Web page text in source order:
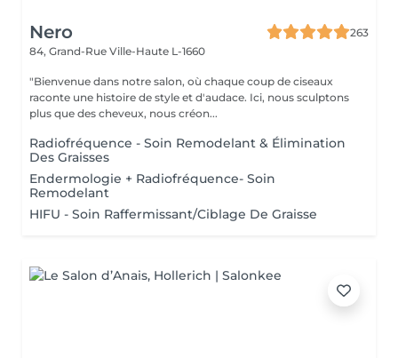
Nero
263
84, Grand-Rue Ville-Haute L-1660
"Bienvenue dans notre salon, où chaque coup de ciseaux
raconte une histoire de style et d'audace. Ici, nous sculptons
plus que des cheveux, nous créon...
Radiofréquence - Soin Remodelant & Élimination
Des Graisses
Endermologie + Radiofréquence- Soin
Remodelant
HIFU - Soin Raffermissant/Ciblage De Graisse